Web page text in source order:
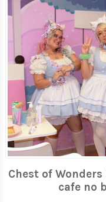
Chest of
cafe no